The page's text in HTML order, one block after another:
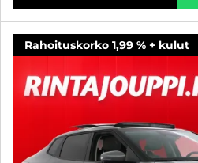
Rahoituskorko 1,99 % + kulut